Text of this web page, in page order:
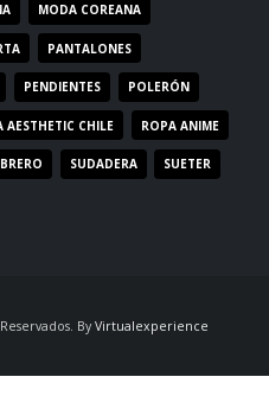
MODA COREANA
PANTALONES
PENDIENTES POLERÓN
AESTHETIC CHILE ROPA ANIME
SUDADERA SUETER
By Virtualexperience